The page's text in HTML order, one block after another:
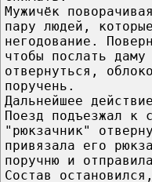
Мужичёк
пару людей,
негодование.
чтобы послать
отвернуться,
поручень.
Дальнейшее
Поезд подъезжал к
"рюкзачник"
привязала его
поручню и
Состав